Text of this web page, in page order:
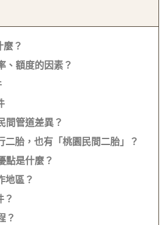
？
、額度的因素？
間管道差異？
二胎，也有「桃園民間二胎」？
點是什麼？
地區？
？
？